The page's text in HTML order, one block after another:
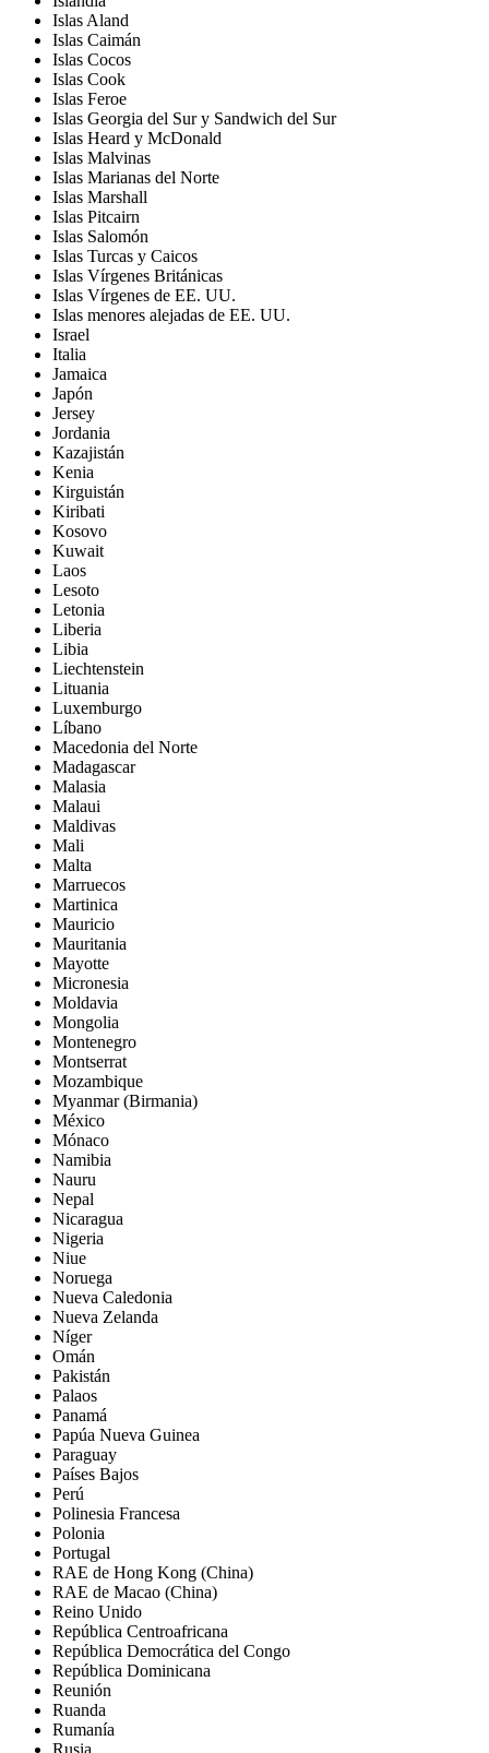
Islas Aland
Islas Caimán
Islas Cocos
Islas Cook
Islas Feroe
Islas Georgia del Sur y Sandwich del Sur
Islas Heard y McDonald
Islas Malvinas
Islas Marianas del Norte
Islas Marshall
Islas Pitcairn
Islas Salomón
Islas Turcas y Caicos
Islas Vírgenes Británicas
Islas Vírgenes de EE. UU.
Islas menores alejadas de EE. UU.
Israel
Italia
Jamaica
Japón
Jersey
Jordania
Kazajistán
Kenia
Kirguistán
Kiribati
Kosovo
Kuwait
Laos
Lesoto
Letonia
Liberia
Libia
Liechtenstein
Lituania
Luxemburgo
Líbano
Macedonia del Norte
Madagascar
Malasia
Malaui
Maldivas
Mali
Malta
Marruecos
Martinica
Mauricio
Mauritania
Mayotte
Micronesia
Moldavia
Mongolia
Montenegro
Montserrat
Mozambique
Myanmar (Birmania)
México
Mónaco
Namibia
Nauru
Nepal
Nicaragua
Nigeria
Niue
Noruega
Nueva Caledonia
Nueva Zelanda
Níger
Omán
Pakistán
Palaos
Panamá
Papúa Nueva Guinea
Paraguay
Países Bajos
Perú
Polinesia Francesa
Polonia
Portugal
RAE de Hong Kong (China)
RAE de Macao (China)
Reino Unido
República Centroafricana
República Democrática del Congo
República Dominicana
Reunión
Ruanda
Rumanía
Rusia